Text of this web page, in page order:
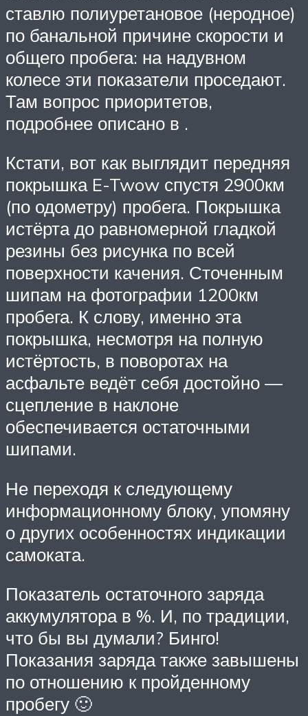
ставлю полиуретановое (неродное)
по банальной причине скорости и
общего пробега: на надувном
колесе эти показатели проседают.
Там вопрос приоритетов,
подробнее описано в .
Кстати, вот как выглядит передняя
покрышка E-Twow спустя 2900км
(по одометру) пробега. Покрышка
истёрта до равномерной гладкой
резины без рисунка по всей
поверхности качения. Сточенным
шипам на фотографии 1200км
пробега. К слову, именно эта
покрышка, несмотря на полную
истёртость, в поворотах на
асфальте ведёт себя достойно —
сцепление в наклоне
обеспечивается остаточными
шипами.
Не переходя к следующему
информационному блоку, упомяну
о других особенностях индикации
самоката.
Показатель остаточного заряда
аккумулятора в %. И, по традиции,
что бы вы думали? Бинго!
Показания заряда также завышены
по отношению к пройденному
пробегу 🙂